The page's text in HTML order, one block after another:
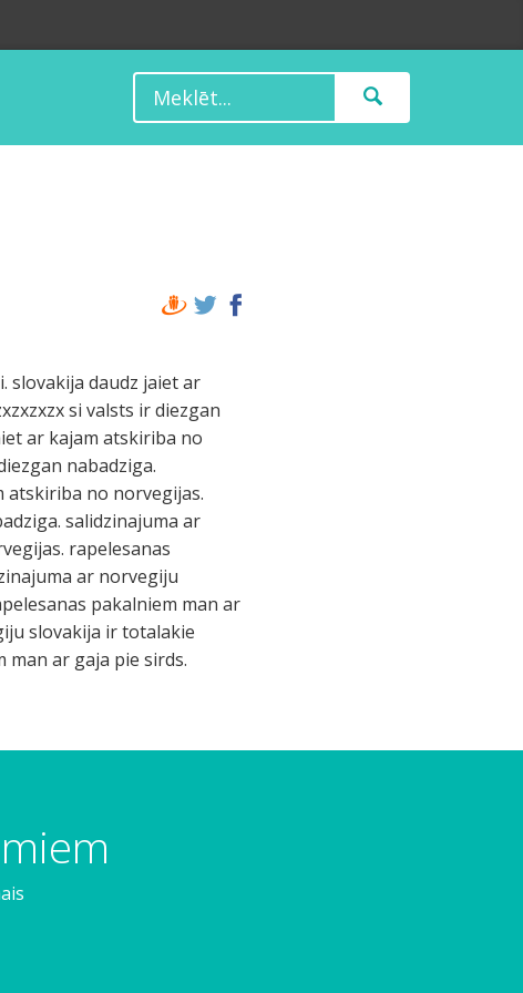
slovakija daudz jaiet ar
si valsts ir diezgan
ar kajam atskiriba no
nabadziga.
atskiriba no norvegijas.
salidzinajuma ar
rapelesanas
ar norvegiju
pakalniem man ar
slovakija ir totalakie
man ar gaja pie sirds.